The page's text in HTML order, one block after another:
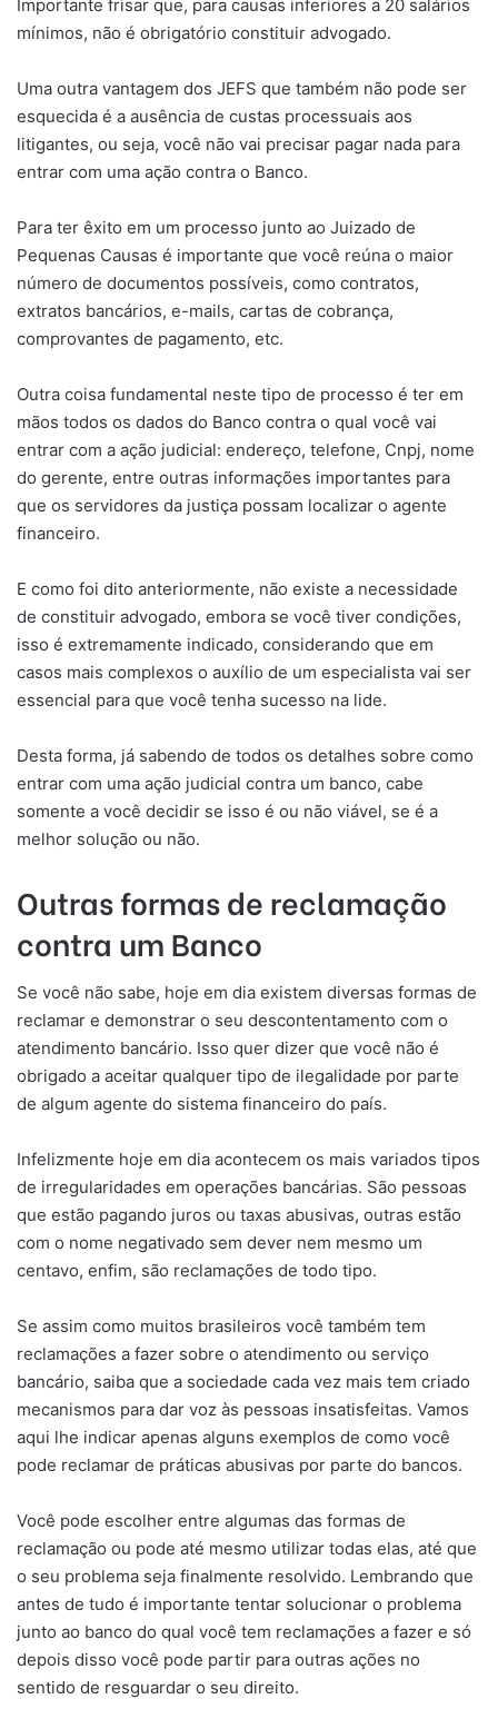
Importante frisar que, para causas inferiores a 20 salários
mínimos, não é obrigatório constituir advogado.
Uma outra vantagem dos JEFS que também não pode ser
esquecida é a ausência de custas processuais aos
litigantes, ou seja, você não vai precisar pagar nada para
entrar com uma ação contra o Banco.
Para ter êxito em um processo junto ao Juizado de
Pequenas Causas é importante que você reúna o maior
número de documentos possíveis, como contratos,
extratos bancários, e-mails, cartas de cobrança,
comprovantes de pagamento, etc.
Outra coisa fundamental neste tipo de processo é ter em
mãos todos os dados do Banco contra o qual você vai
entrar com a ação judicial: endereço, telefone, Cnpj, nome
do gerente, entre outras informações importantes para
que os servidores da justiça possam localizar o agente
financeiro.
E como foi dito anteriormente, não existe a necessidade
de constituir advogado, embora se você tiver condições,
isso é extremamente indicado, considerando que em
casos mais complexos o auxílio de um especialista vai ser
essencial para que você tenha sucesso na lide.
Desta forma, já sabendo de todos os detalhes sobre como
entrar com uma ação judicial contra um banco, cabe
somente a você decidir se isso é ou não viável, se é a
melhor solução ou não.
Outras formas de reclamação
contra um Banco
Se você não sabe, hoje em dia existem diversas formas de
reclamar e demonstrar o seu descontentamento com o
atendimento bancário. Isso quer dizer que você não é
obrigado a aceitar qualquer tipo de ilegalidade por parte
de algum agente do sistema financeiro do país.
Infelizmente hoje em dia acontecem os mais variados tipos
de irregularidades em operações bancárias. São pessoas
que estão pagando juros ou taxas abusivas, outras estão
com o nome negativado sem dever nem mesmo um
centavo, enfim, são reclamações de todo tipo.
Se assim como muitos brasileiros você também tem
reclamações a fazer sobre o atendimento ou serviço
bancário, saiba que a sociedade cada vez mais tem criado
mecanismos para dar voz às pessoas insatisfeitas. Vamos
aqui lhe indicar apenas alguns exemplos de como você
pode reclamar de práticas abusivas por parte do bancos.
Você pode escolher entre algumas das formas de
reclamação ou pode até mesmo utilizar todas elas, até que
o seu problema seja finalmente resolvido. Lembrando que
antes de tudo é importante tentar solucionar o problema
junto ao banco do qual você tem reclamações a fazer e só
depois disso você pode partir para outras ações no
sentido de resguardar o seu direito.